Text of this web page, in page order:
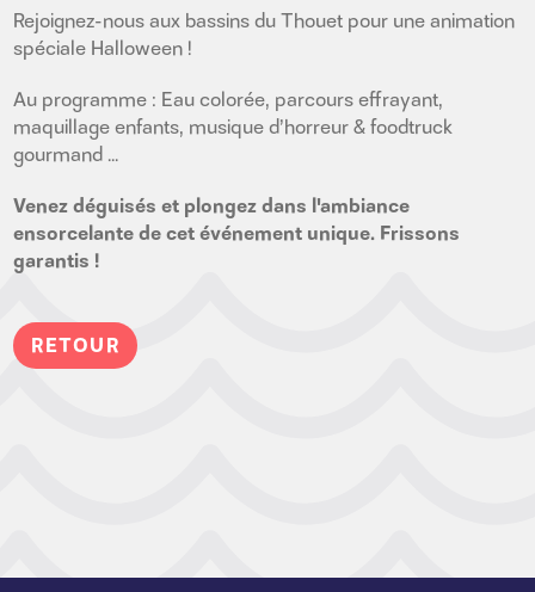
Rejoignez-nous aux bassins du Thouet pour une animation
spéciale Halloween !
Au programme : Eau colorée, parcours effrayant,
maquillage enfants, musique d’horreur & foodtruck
gourmand ...
Venez déguisés et plongez dans l'ambiance
ensorcelante de cet événement unique. Frissons
garantis !
RETOUR